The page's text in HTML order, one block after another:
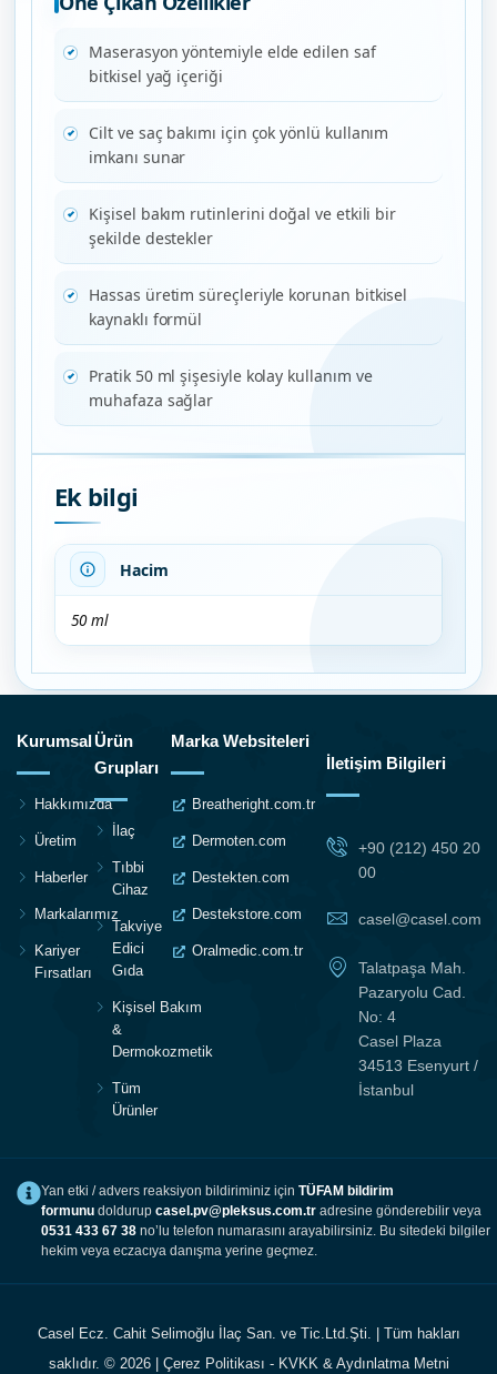
Maserasyon yöntemiyle elde edilen saf
bitkisel yağ içeriği
Cilt ve saç bakımı için çok yönlü kullanım
imkanı sunar
Kişisel bakım rutinlerini doğal ve etkili bir
şekilde destekler
Hassas üretim süreçleriyle korunan bitkisel
kaynaklı formül
Pratik 50 ml şişesiyle kolay kullanım ve
muhafaza sağlar
Ek bilgi
Hacim
50 ml
Kurumsal
Hakkımızda
Üretim
Haberler
Markalarımız
Kariyer
Fırsatları
Ürün
Grupları
İlaç
Tıbbi
Cihaz
Takviye
Edici
Gıda
Kişisel Bakım
&
Dermokozmetik
Tüm
Ürünler
Marka Websiteleri
Breatheright.com.tr
Dermoten.com
Destekten.com
Destekstore.com
Oralmedic.com.tr
İletişim Bilgileri
+90 (212) 450 20
00
casel@casel.com
Talatpaşa Mah.
Pazaryolu Cad.
No: 4
Casel Plaza
34513 Esenyurt /
İstanbul
Yan etki / advers reaksiyon bildiriminiz için TÜFAM bildirim
formunu doldurup casel.pv@pleksus.com.tr adresine gönderebilir veya
0531 433 67 38 no’lu telefon numarasını arayabilirsiniz. Bu sitedeki bilgiler
hekim veya eczacıya danışma yerine geçmez.
Casel Ecz. Cahit Selimoğlu İlaç San. ve Tic.Ltd.Şti. | Tüm hakları
saklıdır. © 2026 | Çerez Politikası - KVKK & Aydınlatma Metni